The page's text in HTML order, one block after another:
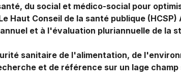
du social et médico-social pour
Haut Conseil de la santé publique (HCSP)
et à l'évaluation pluriannuelle de la
sanitaire de l'alimentation, de
et de référence sur un lage champ